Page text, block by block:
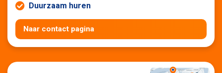
Duurzaam huren
Naar contact pagina